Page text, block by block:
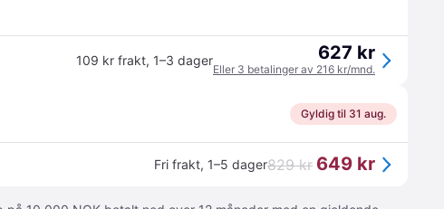
109 kr frakt, 1–3 dager 627 kr
Eller 3 betalinger av 216 kr/mnd.
Gyldig til 31 aug.
Fri frakt, 1–5 dager829 kr 649 kr